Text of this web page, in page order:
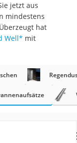
jetzt aus
mindestens
hat
Well* mit